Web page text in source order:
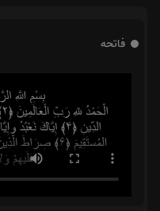
فاتحه